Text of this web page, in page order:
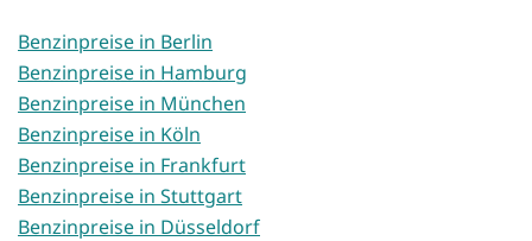
Benzinpreise in Berlin
Benzinpreise in Hamburg
Benzinpreise in München
Benzinpreise in Köln
Benzinpreise in Frankfurt
Benzinpreise in Stuttgart
Benzinpreise in Düsseldorf